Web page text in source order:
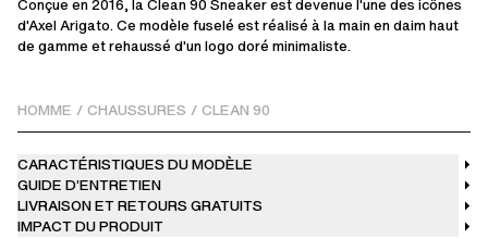
Conçue en 2016, la Clean 90 Sneaker est devenue l'une des icônes
d'Axel Arigato. Ce modèle fuselé est réalisé à la main en daim haut
de gamme et rehaussé d'un logo doré minimaliste.
HOMME / CHAUSSURES / CLEAN 90
CARACTÉRISTIQUES DU MODÈLE
GUIDE D’ENTRETIEN
LIVRAISON ET RETOURS GRATUITS
IMPACT DU PRODUIT